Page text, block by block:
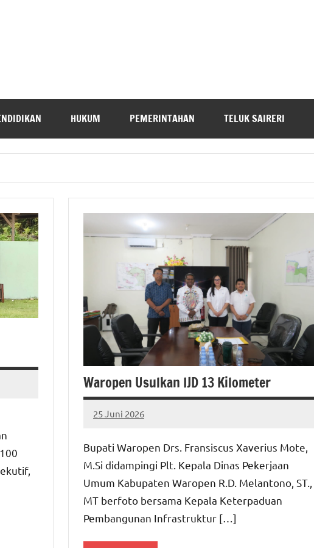
HUKUM PEMERINTAHAN TELUK SAIRERI
Waropen Usulkan IJD 13 Kilometer
25 Juni 2026
MEPAGO
No
Bupati Waropen Drs. Fransiscus Xaverius Mote,
M.Si didampingi Plt. Kepala Dinas Pekerjaan
Umum Kabupaten Waropen R.D. Melantono, ST.,
MT berfoto bersama Kepala Keterpaduan
Pembangunan Infrastruktur […]